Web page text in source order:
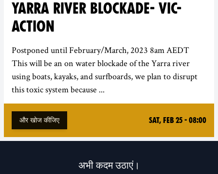
YARRA RIVER BLOCKADE- VIC-
ACTION
Postponed until February/March, 2023 8am AEDT
This will be an on water blockade of the Yarra river
using boats, kayaks, and surfboards, we plan to disrupt
this toxic system because ...
और खोज कीजिए Sat, Feb 25 - 08:00
अभी कदम उठाएं।